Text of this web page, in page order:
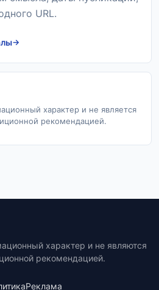
URL.
характер и не является
рекомендацией.
характер и не являются
рекомендацией.
Реклама